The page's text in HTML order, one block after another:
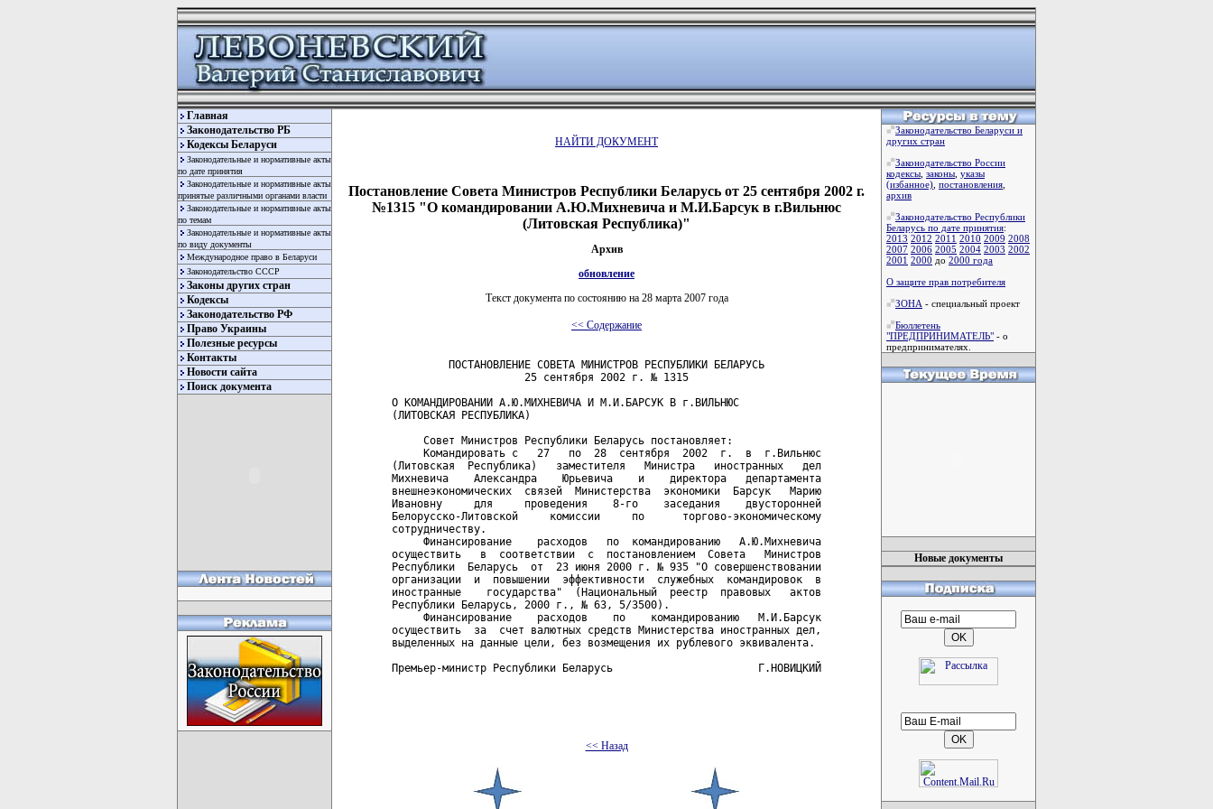
Главная
Законодательство РБ
Кодексы Беларуси
Законодательные и нормативные акты
по дате принятия
Законодательные и нормативные акты
принятые различными органами власти
Законодательные и нормативные акты
по темам
Законодательные и нормативные акты
по виду документы
Международное право в Беларуси
Законодательство СССР
Законы других стран
Кодексы
Законодательство РФ
Право Украины
Полезные ресурсы
Контакты
Новости сайта
Поиск документа
НАЙТИ ДОКУМЕНТ
Постановление Совета Министров Республики Беларусь от 25 сентября 2002 г.
№1315 "О командировании А.Ю.Михневича и М.И.Барсук в г.Вильнюс
(Литовская Республика)"
Архив
обновление
Текст документа по состоянию на 28 марта 2007 года
<< Содержание
         ПОСТАНОВЛЕНИЕ СОВЕТА МИНИСТРОВ РЕСПУБЛИКИ БЕЛАРУСЬ
                     25 сентября 2002 г. № 1315
О КОМАНДИРОВАНИИ А.Ю.МИХНЕВИЧА И М.И.БАРСУК В г.ВИЛЬНЮС
(ЛИТОВСКАЯ РЕСПУБЛИКА)
     Совет Министров Республики Беларусь постановляет:
     Командировать с   27   по  28  сентября  2002  г.  в  г.Вильнюс
(Литовская  Республика)   заместителя   Министра   иностранных   дел
Михневича    Александра    Юрьевича    и    директора   департамента
внешнеэкономических  связей  Министерства  экономики  Барсук   Марию
Ивановну     для     проведения    8-го    заседания    двусторонней
Белорусско-Литовской     комиссии     по      торгово-экономическому
сотрудничеству.
     Финансирование    расходов   по  командированию   А.Ю.Михневича
осуществить   в  соответствии  с  постановлением  Совета   Министров
Республики  Беларусь  от  23 июня 2000 г. № 935 "О совершенствовании
организации  и  повышении  эффективности  служебных  командировок  в
иностранные    государства"  (Национальный  реестр  правовых   актов
Республики Беларусь, 2000 г., № 63, 5/3500).
     Финансирование    расходов    по    командированию   М.И.Барсук
осуществить  за  счет валютных средств Министерства иностранных дел,
выделенных на данные цели, без возмещения их рублевого эквивалента.
Премьер-министр Республики Беларусь                       Г.НОВИЦКИЙ
<< Назад
Законодательство Беларуси и
других стран
Законодательство России
кодексы законы указы
(избанное) постановления
архив
Законодательство Республики
Беларусь по дате принятия:
2013 2012 2011 2010 2009 2008
2007 2006 2005 2004 2003 2002
2001 2000 до 2000 года
О защите прав потребителя
ЗОНА - специальный проект
Бюллетень
"ПРЕДПРИНИМАТЕЛЬ" - о
предпринимателях.
Новые документы